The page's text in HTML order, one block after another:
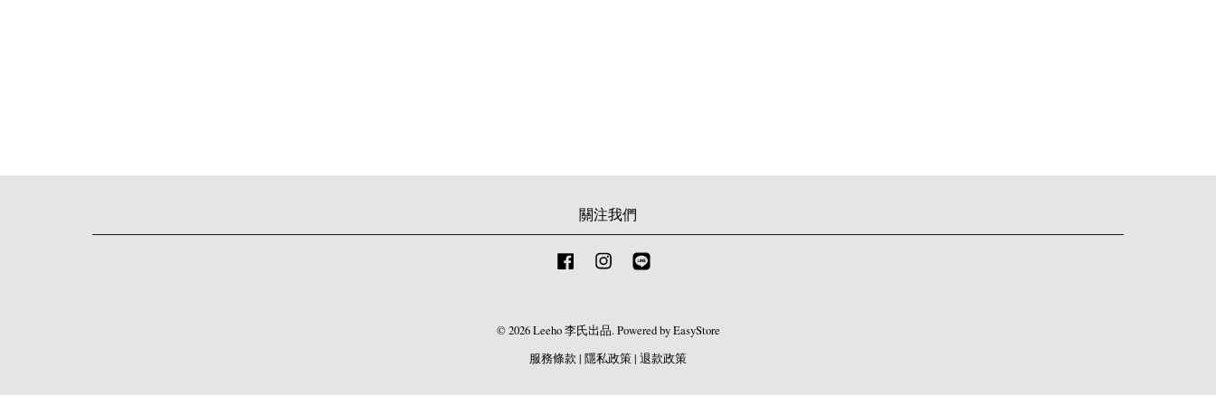
關注我們
Facebook Instagram
© 2026 Leeho 李氏出品. Powered byEasyStore
服務條款 | 隱私政策| 退款政策